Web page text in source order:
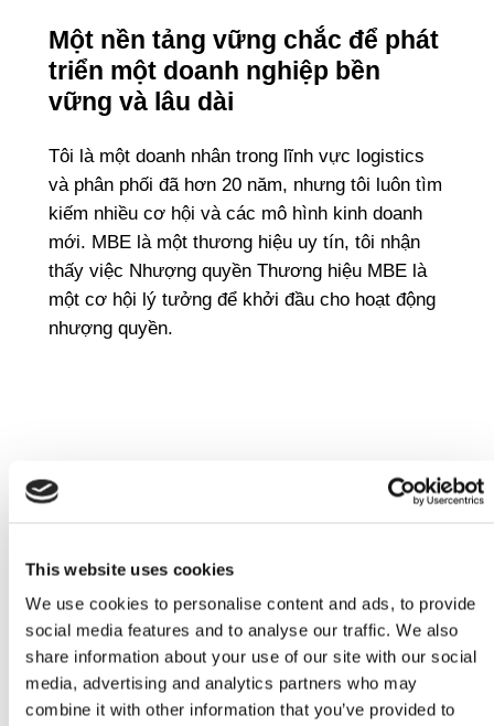
This website uses cookies
We use cookies to personalise content and ads, to provide
social media features and to analyse our traffic. We also
share information about your use of our site with our social
media, advertising and analytics partners who may
combine it with other information that you’ve provided to
Một nền tảng vững chắc để phát
triển một doanh nghiệp bền
vững và lâu dài
Tôi là một doanh nhân trong lĩnh vực logistics
và phân phối đã hơn 20 năm, nhưng tôi luôn tìm
kiếm nhiều cơ hội và các mô hình kinh doanh
mới. MBE là một thương hiệu uy tín, tôi nhận
thấy việc Nhượng quyền Thương hiệu MBE là
một cơ hội lý tưởng để khởi đầu cho hoạt động
nhượng quyền.
Khám phá thêm nhiều Câu chuyện truyền cảm hứng
trên Kênh YouTube của chúng tôi
Khám phá ngay